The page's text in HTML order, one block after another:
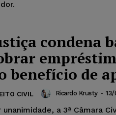
condena
benefício de
CIVIL Ricardo Krusty - 13/
unanimidade, a 3ª Câmara